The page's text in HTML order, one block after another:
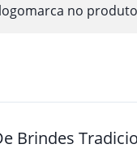
no
Brindes